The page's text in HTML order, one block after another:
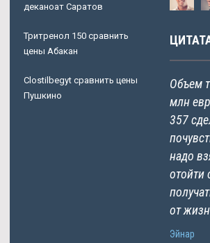
деканоат Саратов
Тритренол 150 сравнить
цены Абакан
Clostilbegyt сравнить цены
Пушкино
Объем
млн
357
надо
отойти
от
Эйнар